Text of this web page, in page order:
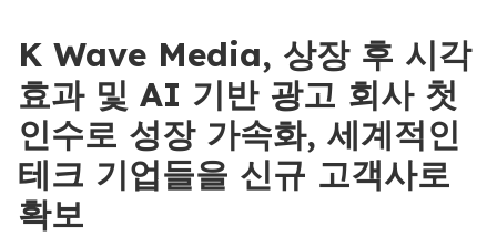
K Wave Media, 상장 후 시각
효과 및 AI 기반 광고 회사 첫
인수로 성장 가속화, 세계적인
테크 기업들을 신규 고객사로
확보